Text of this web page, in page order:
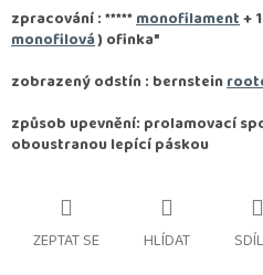
zpracování :*****monofilament+
monofilová) ofinka"
zobrazený odstín : bernstein
způsob upevnění: prolamovací
oboustranou lepící páskou
ZEPTAT SE HLÍDAT